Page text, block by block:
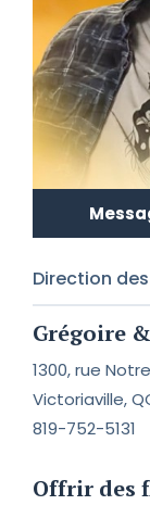
Direction
Grégoire
1300, rue
Victoriaville,
819-752-5131
Offrir des